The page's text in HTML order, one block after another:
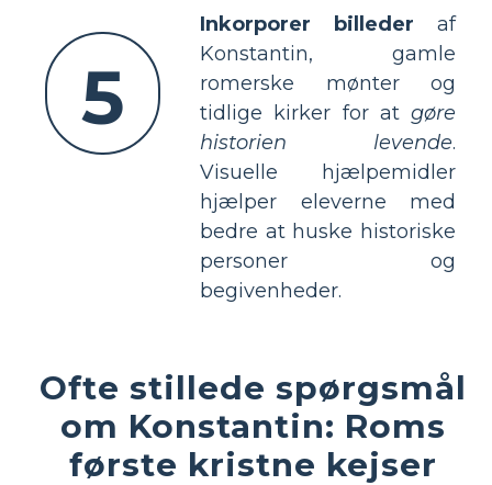
5
Inkorporer billeder af
Konstantin, gamle
romerske mønter og
tidlige kirker for at gøre
historien levende.
Visuelle hjælpemidler
hjælper eleverne med
bedre at huske historiske
personer og
begivenheder.
Ofte stillede spørgsmål
om Konstantin: Roms
første kristne kejser